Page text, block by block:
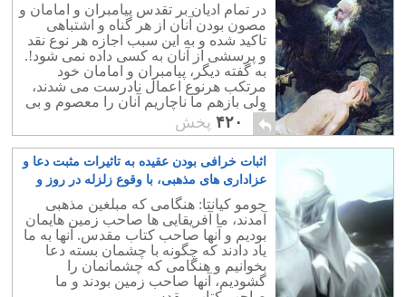
در تمام ادیان بر تقدس پیامبران و امامان و
مصون بودن آنان از هر گناه و اشتباهی
تاکید شده و به این سبب اجازه هر نوع نقد
و پرسشی از آنان به کسی داده نمی شود!.
به گفته دیگر، پیامبران و امامان خود
مرتکب هرنوع اعمال نادرست می شدند،
ولی بازهم ما ناچاریم آنان را معصوم و بی
گناه بدانیم و دم بر نیاوریم..
۴۲۰ پخش
اثبات خرافی بودن عقیده به تاثیرات مثبت دعا و
عزاداری های مذهبی، با وقوع زلزله در روز و
شب قدر
جومو کیانتا: هنگامی که مبلغین مذهبی
آمدند، ما آفریقایی ها صاحب زمین هایمان
بودیم و آنها صاحب کتاب مقدس. آنها به ما
یاد دادند که چگونه با چشمان بسته دعا
بخوانیم و هنگامی که چشمانمان را
گشودیم، آنها صاحب زمین بودند و ما